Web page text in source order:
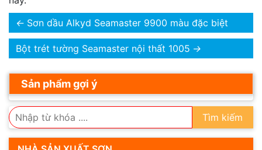
← Sơn dầu Alkyd Seamaster 9900 màu đặc biệt
Bột trét tường Seamaster nội thất 1005 →
Sản phẩm gợi ý
Tìm kiếm